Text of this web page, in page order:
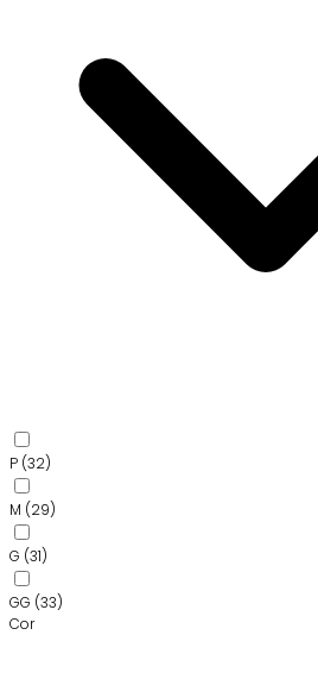
P (32)
M (29)
G (31)
GG (33)
Cor